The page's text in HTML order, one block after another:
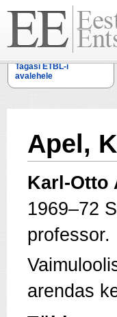
Tagasi ETBL-i
avalehele
Apel,
Karl-Otto
1969–72
professor.
arendas